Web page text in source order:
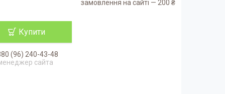
замовлення на сайті — 200 ₴
Купити
(96) 240-43-48
сайта